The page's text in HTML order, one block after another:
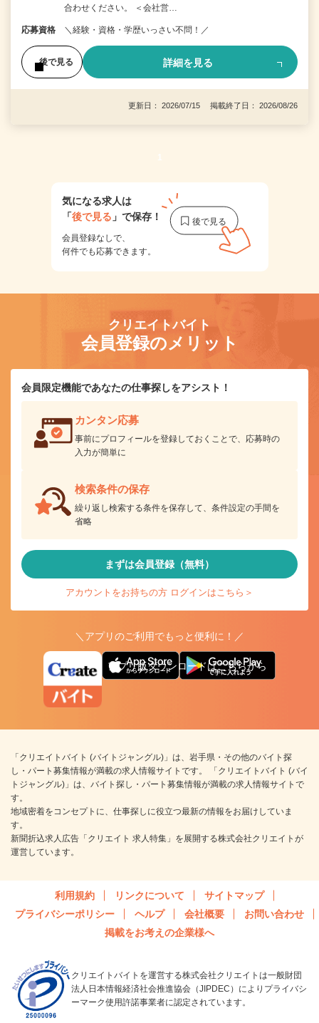
合わせください。 ＜会社営…
応募資格 ＼経験・資格・学歴いっさい不問！／
後で見る 詳細を見る
更新日： 2026/07/15 掲載終了日： 2026/08/26
1
気になる求人は
「後で見る 」で保存！
会員登録なしで、
何件でも応募できます。
クリエイトバイト
会員登録のメリット
会員限定機能であなたの仕事探しをアシスト！
カンタン応募
事前にプロフィールを登録しておくことで、応募時の
入力が簡単に
検索条件の保存
繰り返し検索する条件を保存して、条件設定の手間を
省略
まずは会員登録（無料）
アカウントをお持ちの方 ログインはこちら＞
＼アプリのご利用でもっと便利に！／
アプリ版ダウンロードはこちらから
「クリエイトバイト (バイトジャングル)」は、岩手県・その他のバイト探
し・パート募集情報が満載の求人情報サイトです。 「クリエイトバイト (バイ
トジャングル)」は、バイト探し・パート募集情報が満載の求人情報サイトで
す。
地域密着をコンセプトに、仕事探しに役立つ最新の情報をお届けしていま
す。
新聞折込求人広告「クリエイト 求人特集」を展開する株式会社クリエイトが
運営しています。
利用規約 リンクについて
サイトマップ
プライバシーポリシー
ヘルプ 会社概要
お問い合わせ
掲載をお考えの企業様へ
クリエイトバイトを運営する株式会社クリエイトは一般財団
法人日本情報経済社会推進協会（JIPDEC）によりプライバシ
ーマーク使用許諾事業者に認定されています。